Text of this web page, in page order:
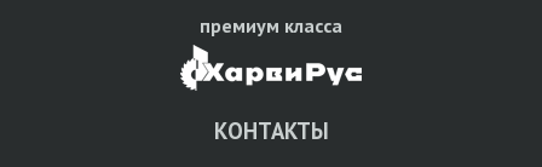
премиум класса
КОНТАКТЫ